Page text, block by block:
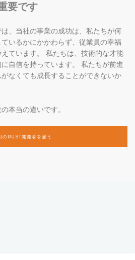
要です
、当社の事業の成功は、私たちが何
いるかにかかわらず、従業員の幸福
ています。 私たちは、技術的な才能
自信を持っています。 私たちが前進
なくても成長することができないか
本当の違いです。
のRUST開発者を雇う